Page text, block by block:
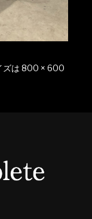
ズは 800 × 600